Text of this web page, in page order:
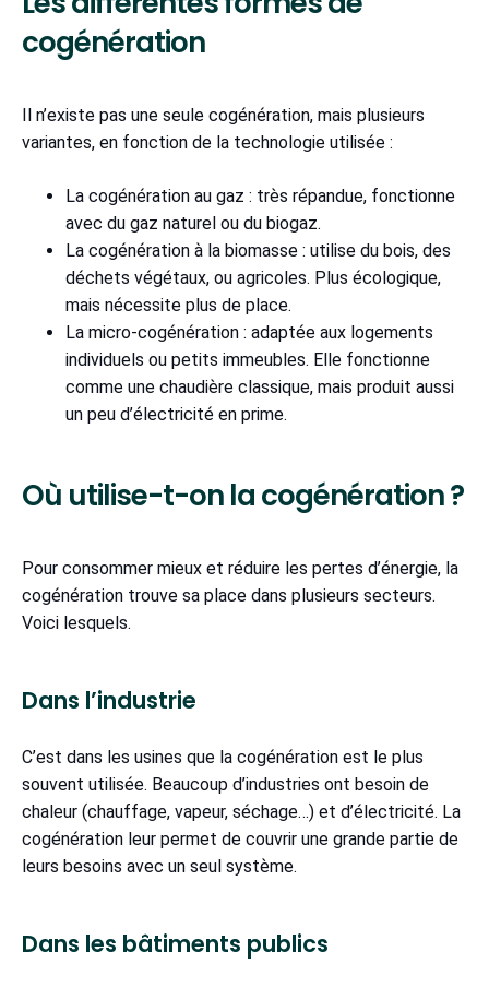
cogénération
Il n’existe pas une seule cogénération, mais plusieurs
variantes, en fonction de la technologie utilisée :
La cogénération au gaz : très répandue, fonctionne
avec du gaz naturel ou du biogaz.
La cogénération à la biomasse : utilise du bois, des
déchets végétaux, ou agricoles. Plus écologique,
mais nécessite plus de place.
La micro-cogénération : adaptée aux logements
individuels ou petits immeubles. Elle fonctionne
comme une chaudière classique, mais produit aussi
un peu d’électricité en prime.
Où utilise-t-on la cogénération ?
Pour consommer mieux et réduire les pertes d’énergie, la
cogénération trouve sa place dans plusieurs secteurs.
Voici lesquels.
Dans l’industrie
C’est dans les usines que la cogénération est le plus
souvent utilisée. Beaucoup d’industries ont besoin de
chaleur (chauffage, vapeur, séchage…) et d’électricité. La
cogénération leur permet de couvrir une grande partie de
leurs besoins avec un seul système.
Dans les bâtiments publics